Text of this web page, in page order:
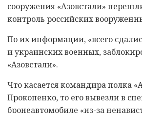
сооружения «Азовстали»
контроль российских
По их информации, «всего
и украинских военных,
«Азовстали».
Что касается командира полка
Прокопенко, то его вывезли в
бронеавтомобиле «из-за